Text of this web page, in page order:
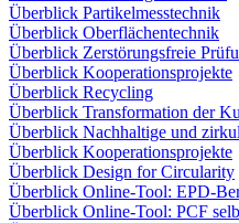
Überblick Partikelmesstechnik
Überblick Oberflächentechnik
Überblick Zerstörungsfreie
Überblick Kooperationsprojekte
Überblick Recycling
Überblick Transformation der
Überblick Nachhaltige und
Überblick Kooperationsprojekte
Überblick Design for Circularity
Überblick Online-Tool: EPD-
Überblick Online-Tool: PCF